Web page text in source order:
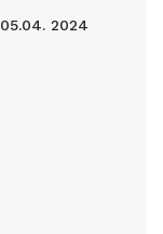
05.04. 2024